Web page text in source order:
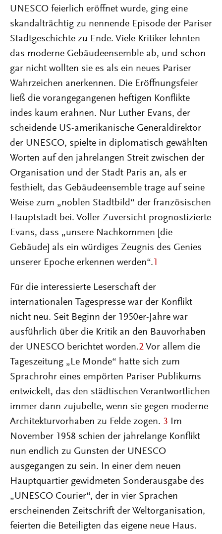
UNESCO feierlich eröffnet wurde, ging eine
skandalträchtig zu nennende Episode der Pariser
Stadtgeschichte zu Ende. Viele Kritiker lehnten
das moderne Gebäudeensemble ab, und schon
gar nicht wollten sie es als ein neues Pariser
Wahrzeichen anerkennen. Die Eröffnungsfeier
ließ die vorangegangenen heftigen Konflikte
indes kaum erahnen. Nur Luther Evans, der
scheidende US-amerikanische Generaldirektor
der UNESCO, spielte in diplomatisch gewählten
Worten auf den jahrelangen Streit zwischen der
Organisation und der Stadt Paris an, als er
festhielt, das Gebäudeensemble trage auf seine
Weise zum „noblen Stadtbild“ der französischen
Hauptstadt bei. Voller Zuversicht prognostizierte
Evans, dass „unsere Nachkommen [die
Gebäude] als ein würdiges Zeugnis des Genies
unserer Epoche erkennen werden“. 1
Für die interessierte Leserschaft der
internationalen Tagespresse war der Konflikt
nicht neu. Seit Beginn der 1950er-Jahre war
ausführlich über die Kritik an den Bauvorhaben
der UNESCO berichtet worden.2 Vor allem die
Tageszeitung „Le Monde“ hatte sich zum
Sprachrohr eines empörten Pariser Publikums
entwickelt, das den städtischen Verantwortlichen
immer dann zujubelte, wenn sie gegen moderne
Architekturvorhaben zu Felde zogen. 3 Im
November 1958 schien der jahrelange Konflikt
nun endlich zu Gunsten der UNESCO
ausgegangen zu sein. In einer dem neuen
Hauptquartier gewidmeten Sonderausgabe des
„UNESCO Courier“, der in vier Sprachen
erscheinenden Zeitschrift der Weltorganisation,
feierten die Beteiligten das eigene neue Haus.